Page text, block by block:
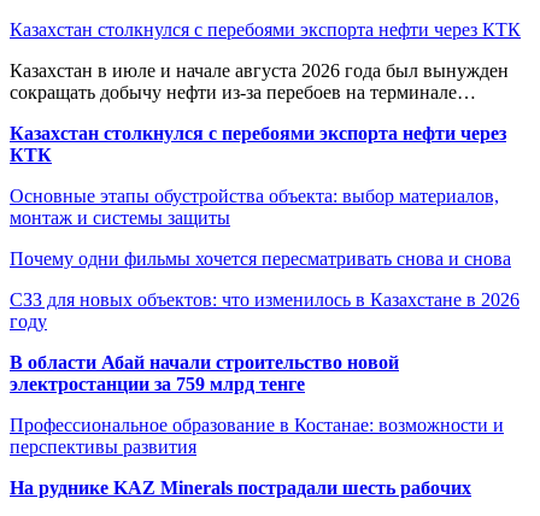
Казахстан столкнулся с перебоями экспорта нефти через КТК
Казахстан в июле и начале августа 2026 года был вынужден
сокращать добычу нефти из-за перебоев на терминале…
Казахстан столкнулся с перебоями экспорта нефти через
КТК
Основные этапы обустройства объекта: выбор материалов,
монтаж и системы защиты
Почему одни фильмы хочется пересматривать снова и снова
СЗЗ для новых объектов: что изменилось в Казахстане в 2026
году
В области Абай начали строительство новой
электростанции за 759 млрд тенге
Профессиональное образование в Костанае: возможности и
перспективы развития
На руднике KAZ Minerals пострадали шесть рабочих